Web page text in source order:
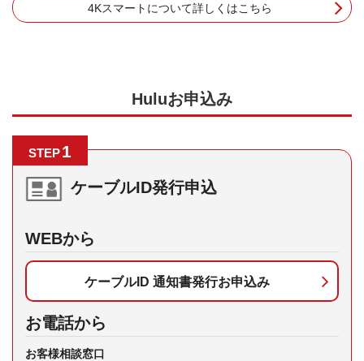
4Kスマートについて詳しくはこちら
Huluお申込み
STEP1
ケーブルID発行申込
WEBから
ケーブルID 通知書発行お申込み
お電話から
お客様相談窓口